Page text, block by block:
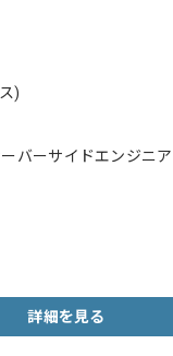
)
バーサイドエンジニ
詳細を見る